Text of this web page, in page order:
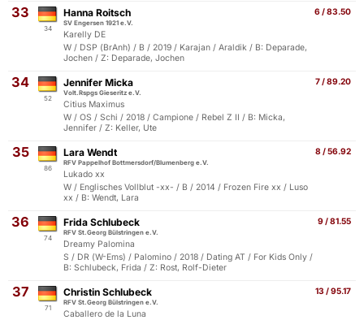
33
34
6 / 83.50
Hanna Roitsch
SV Engersen 1921 e.V.
Karelly DE
W / DSP (BrAnh) / B / 2019 / Karajan / Araldik / B: Deparade,
Jochen / Z: Deparade, Jochen
34
52
7 / 89.20
Jennifer Micka
Volt.Rspgs Gieseritz e.V.
Citius Maximus
W / OS / Schi / 2018 / Campione / Rebel Z II / B: Micka,
Jennifer / Z: Keller, Ute
35
86
8 / 56.92
Lara Wendt
RFV Pappelhof Bottmersdorf/Blumenberg e.V.
Lukado xx
W / Englisches Vollblut -xx- / B / 2014 / Frozen Fire xx / Luso
xx / B: Wendt, Lara
36
74
9 / 81.55
Frida Schlubeck
RFV St.Georg Bülstringen e.V.
Dreamy Palomina
S / DR (W-Ems) / Palomino / 2018 / Dating AT / For Kids Only /
B: Schlubeck, Frida / Z: Rost, Rolf-Dieter
37
71
13 / 95.17
Christin Schlubeck
RFV St.Georg Bülstringen e.V.
Caballero de la Luna